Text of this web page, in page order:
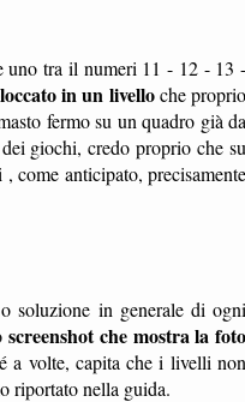
uno tra il numeri 11 - 12 - 13 -
in un livelloche
fermo su un quadro già
giochi, credo proprio che
come anticipato,
soluzione in generale di ogni
screenshot che mostra la
a volte, capita che i livelli
riportato nella guida.